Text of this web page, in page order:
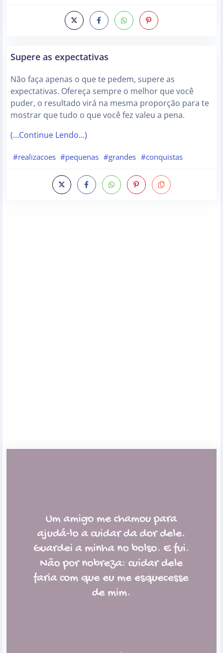
Supere as expectativas
Não faça apenas o que te pedem, supere as
expectativas. Ofereça sempre o melhor que você
puder, o resultado virá na mesma proporção para te
mostrar que tudo o que você fez valeu a pena.
(…Continue Lendo…)
#realizacoes #pequenas #grandes #conquistas